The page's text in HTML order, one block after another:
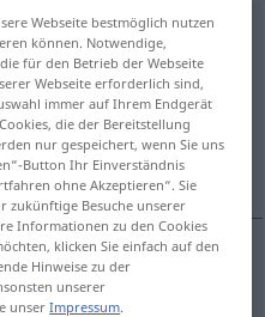
anklicken/antippen)
Webseite bestmöglich nutzen
können. Notwendige,
für den Betrieb der Webseite
Webseite erforderlich sind,
immer auf Ihrem Endgerät
die der Bereitstellung
nur gespeichert, wenn Sie uns
Button Ihr Einverständnis
ohne Akzeptieren“. Sie
zukünftige Besuche unserer
Informationen zu den Cookies
klicken Sie einfach auf den
Hinweise zu der
unserer
unserImpressum.